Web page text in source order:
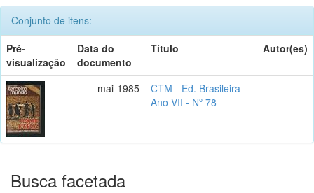
Conjunto de itens:
Pré-
visualização
Data do
documento
Título Autor(es)
mai-1985
CTM - Ed. Brasileira -
Ano VII - Nº 78
-
Busca facetada